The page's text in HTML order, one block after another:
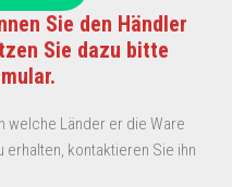
Sie den Händler
Sie dazu bitte
welche Länder er die Ware
kontaktieren Sie ihn